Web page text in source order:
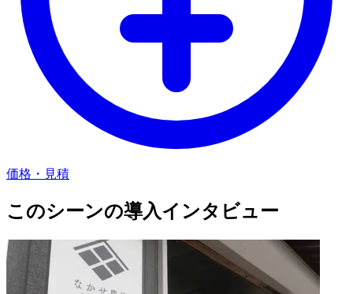
価格・見積
このシーンの導入インタビュー